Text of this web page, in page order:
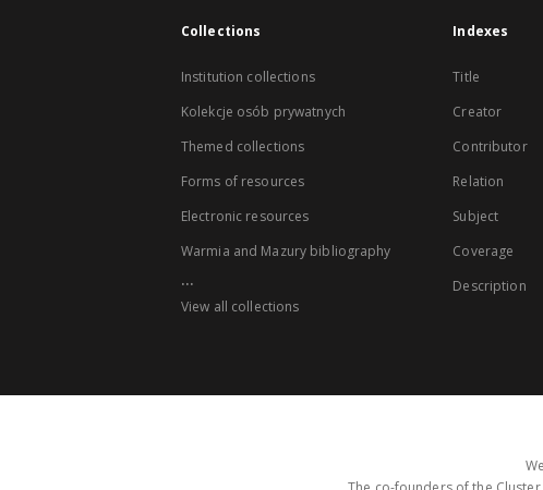
Collections
Institution collections
Kolekcje osób prywatnych
Themed collections
Forms of resources
Electronic resources
Warmia and Mazury bibliography
...
View all collections
Indexes
Title
Creator
Contributor
Relation
Subject
Coverage
Description